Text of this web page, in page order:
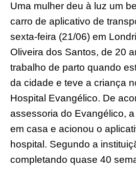
Uma mulher deu à luz um
carro de aplicativo de
sexta-feira (21/06) em
Oliveira dos Santos, de 20
trabalho de parto quando
da cidade e teve a criança
Hospital Evangélico. De
assessoria do Evangélico,
em casa e acionou o
hospital. Segundo a
completando quase 40